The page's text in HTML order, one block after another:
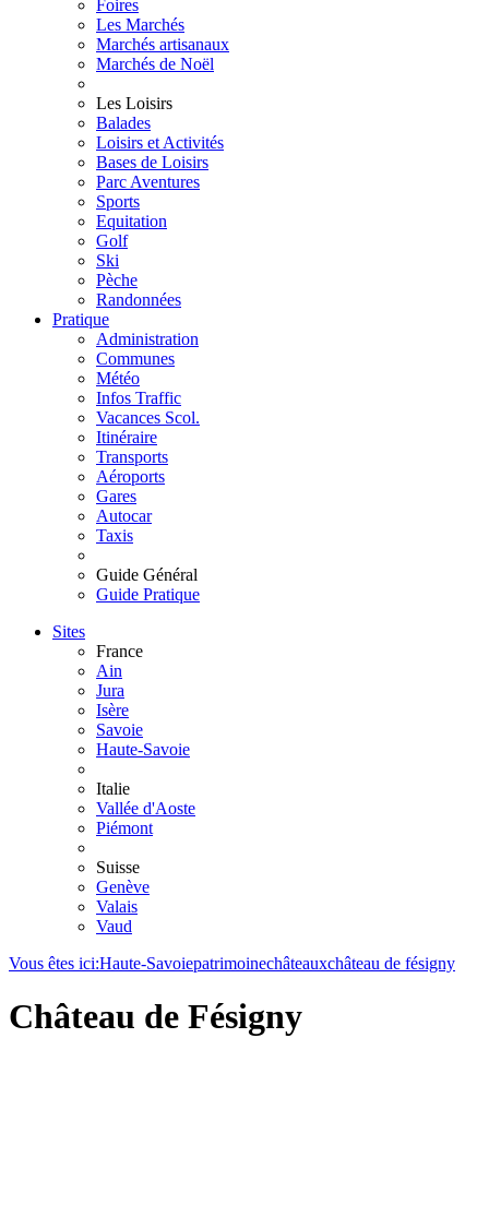
Foires
Les Marchés
Marchés artisanaux
Marchés de Noël
Les Loisirs
Balades
Loisirs et Activités
Bases de Loisirs
Parc Aventures
Sports
Equitation
Golf
Ski
Pèche
Randonnées
Pratique
Administration
Communes
Météo
Infos Traffic
Vacances Scol.
Itinéraire
Transports
Aéroports
Gares
Autocar
Taxis
Guide Général
Guide Pratique
Sites
France
Ain
Jura
Isère
Savoie
Haute-Savoie
Italie
Vallée d'Aoste
Piémont
Suisse
Genève
Valais
Vaud
Vous êtes ici:Haute-Savoiepatrimoinechâteauxchâteau de fésigny
Château de Fésigny